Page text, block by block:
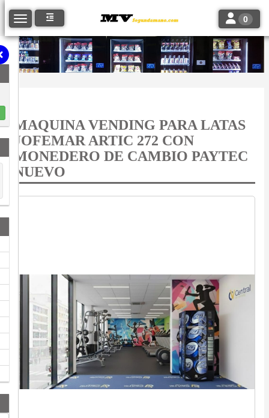
Toggle navigation Toggle
0
MAQUINA VENDING PARA LATAS
JOFEMAR ARTIC 272 CON
MONEDERO DE CAMBIO PAYTEC
NUEVO